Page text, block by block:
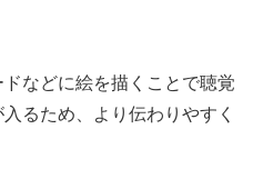
などに絵を描くことで聴覚
るため、より伝わりやすく